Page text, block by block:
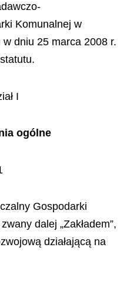
Komunalnej w
dniu 25 marca 2008 r.
I
ogólne
Gospodarki
dalej „Zakładem”,
działającą na